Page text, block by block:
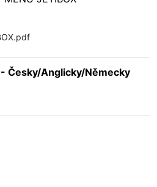
- Česky/Anglicky/Německy